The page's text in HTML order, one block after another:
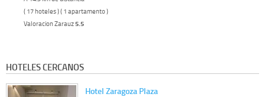
( 17 hoteles ) ( 1 apartamento )
Valoracion Zarauz5.5
HOTELES CERCANOS
Hotel Zaragoza Plaza